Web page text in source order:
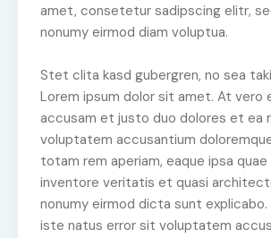
amet, consetetur sadipscing elitr,
nonumy eirmod diam voluptua.
Stet clita kasd gubergren, no sea
Lorem ipsum dolor sit amet. At vero
accusam et justo duo dolores et ea
voluptatem accusantium
totam rem aperiam, eaque ipsa quae
inventore veritatis et quasi
nonumy eirmod dicta sunt explicabo.
iste natus error sit voluptatem